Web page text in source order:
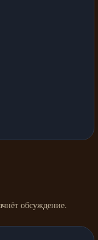
обсуждение.